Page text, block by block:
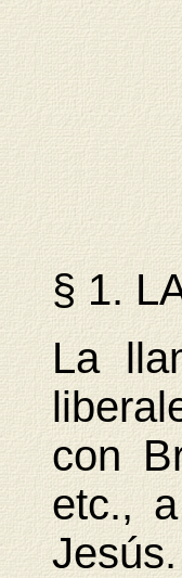
§ 1.
La
con
etc.,
Jesús.